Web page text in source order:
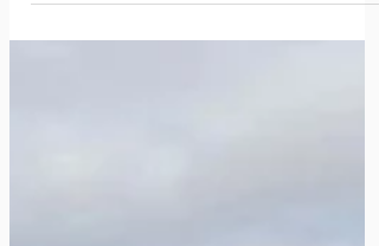
으며, 5,000채가...